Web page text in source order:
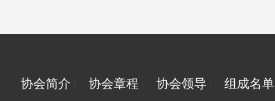
协会简介 协会章程 协会领导 组成名单